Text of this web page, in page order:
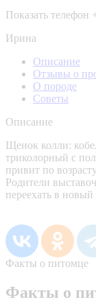
Показать телефон
Ирина
Описание
Отзывы о
О породе
Советы
Описание
Щенок колли:
триколорный с
привит по
Родители
переехать в
Факты о питомце
Факты о